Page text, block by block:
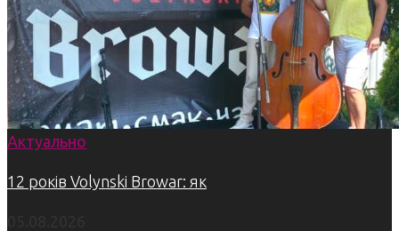
Актуально
12 років Volynski Browar: як